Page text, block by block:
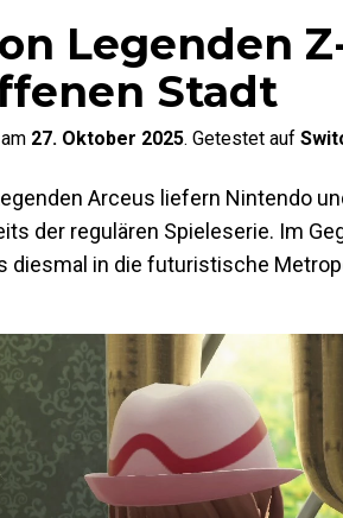
Legenden
Stadt
am 27. Oktober 2025. Getestet auf
Arceus liefern Nintendo
der regulären Spieleserie. Im
diesmal in die futuristische